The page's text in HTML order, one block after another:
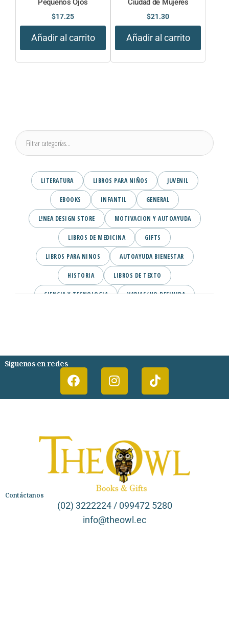
$17.25
Añadir al carrito
$21.30
Añadir al carrito
LITERATURA LIBROS PARA NIÑOS JUVENIL
EBOOKS INFANTIL GENERAL
L!NEA DESIGN STORE MOTIVACION Y AUTOAYUDA
LIBROS DE MEDICINA GIFTS
LIBROS PARA NINOS AUTOAYUDA BIENESTAR
HISTORIA LIBROS DE TEXTO
CIENCIA Y TECNOLOGIA VARIAS/NO DEFINIDA
Síguenos en redes
Contáctanos
(02) 3222224 / 099472 5280
info@theowl.ec